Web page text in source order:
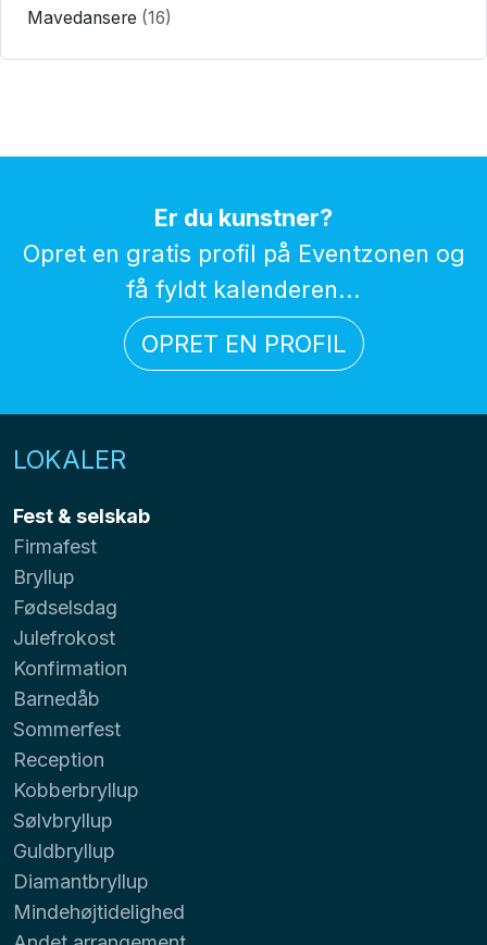
Mavedansere (16)
Er du kunstner?
Opret en gratis profil på Eventzonen og
få fyldt kalenderen...
OPRET EN PROFIL
LOKALER
Fest & selskab
Firmafest
Bryllup
Fødselsdag
Julefrokost
Konfirmation
Barnedåb
Sommerfest
Reception
Kobberbryllup
Sølvbryllup
Guldbryllup
Diamantbryllup
Mindehøjtidelighed